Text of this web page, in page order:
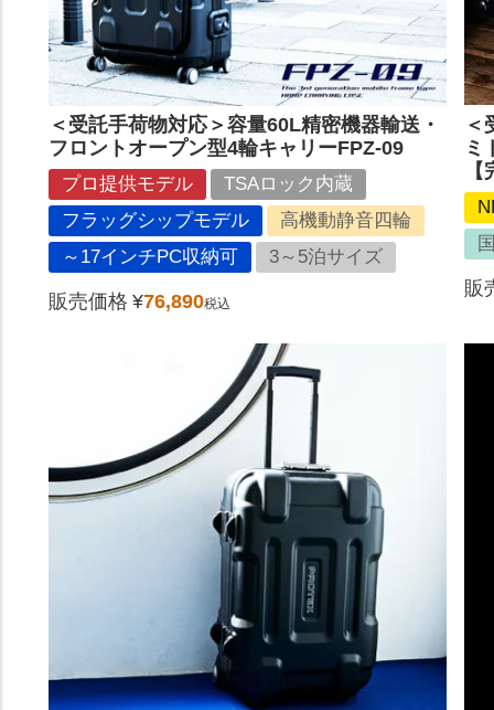
＜受託手荷物対応＞容量60L精密機器輸送・
フロントオープン型4輪キャリーFPZ-09
プロ提供モデル
TSAロック内蔵
フラッグシップモデル
高機動静音四輪
～17インチPC収納可
3～5泊サイズ
販売価格 ¥76,890税込
＜
ミ
販